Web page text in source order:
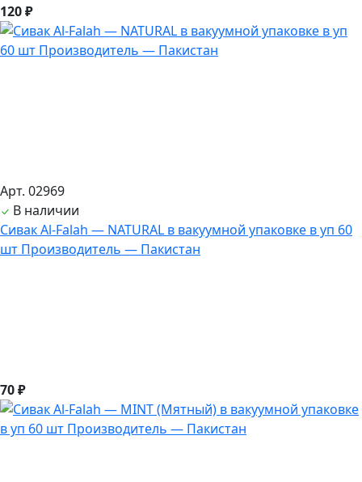
120 ₽
Арт. 02969
В наличии
Сивак Al-Falah — NATURAL в вакуумной упаковке в уп 60
шт Производитель — Пакистан
70 ₽